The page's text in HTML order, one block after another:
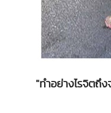
"ทำอย่างไรจิตถึ